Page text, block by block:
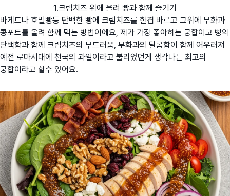
1.크림치즈 위에 올려 빵과 함께 즐기기
바게트나 호밀빵등 단백한 빵에 크림치즈를 한겹 바르고 그위에 무화과
콩포트를 올려 함께 먹는 방법이에요, 제가 가장 좋아하는 궁합이고 빵의
단백함과 함께 크림치즈의 부드러움, 무화과의 달콤함이 함께 어우러져
예전 로마시대에 천국의 과일이라고 불리었던게 생각나는 최고의
궁합이라고 할수 있어요.